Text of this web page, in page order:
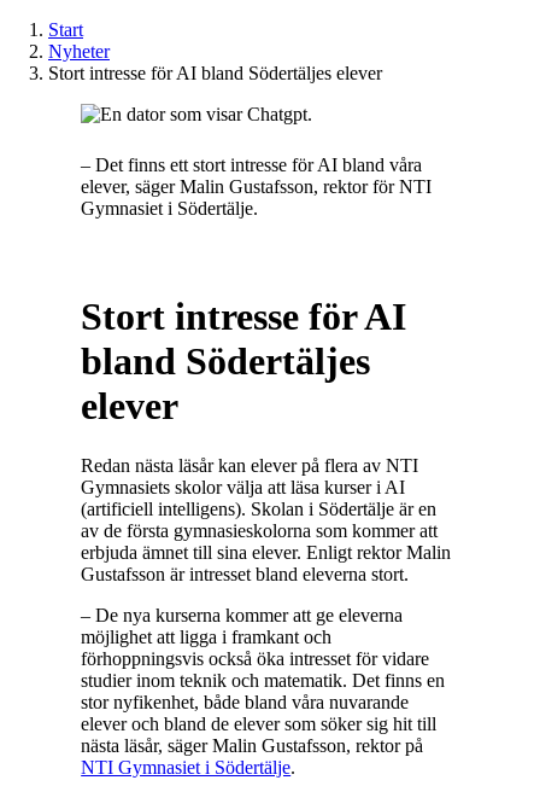
Start
Nyheter
Stort intresse för AI bland Södertäljes elever
– Det finns ett stort intresse för AI bland våra
elever, säger Malin Gustafsson, rektor för NTI
Gymnasiet i Södertälje.
Stort intresse för AI
bland Södertäljes
elever
Redan nästa läsår kan elever på flera av NTI
Gymnasiets skolor välja att läsa kurser i AI
(artificiell intelligens). Skolan i Södertälje är en
av de första gymnasieskolorna som kommer att
erbjuda ämnet till sina elever. Enligt rektor Malin
Gustafsson är intresset bland eleverna stort.
– De nya kurserna kommer att ge eleverna
möjlighet att ligga i framkant och
förhoppningsvis också öka intresset för vidare
studier inom teknik och matematik. Det finns en
stor nyfikenhet, både bland våra nuvarande
elever och bland de elever som söker sig hit till
nästa läsår, säger Malin Gustafsson, rektor på
NTI Gymnasiet i Södertälje.